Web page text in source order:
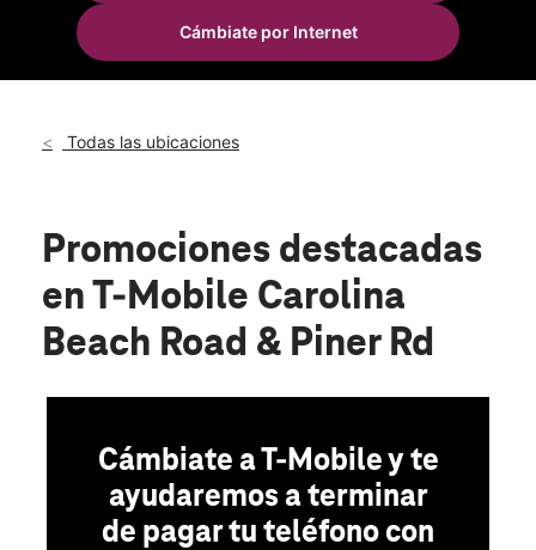
Vie.:
Sáb.:
10:00 a.m. a 8:00 p.m.
5601 Carolina Beach Road Wilmington, NC 28412
Cámbiate por Internet
Todas las ubicaciones
Promociones destacadas
en T-Mobile Carolina
Beach Road & Piner Rd
Cámbiate a T-Mobile y te
ayudaremos a terminar
de pagar tu teléfono con